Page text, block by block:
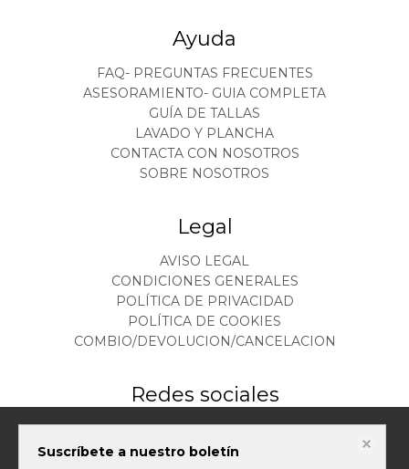
Ayuda
FAQ- PREGUNTAS FRECUENTES
ASESORAMIENTO- GUIA COMPLETA
GUÍA DE TALLAS
LAVADO Y PLANCHA
CONTACTA CON NOSOTROS
SOBRE NOSOTROS
Legal
AVISO LEGAL
CONDICIONES GENERALES
POLÍTICA DE PRIVACIDAD
POLÍTICA DE COOKIES
COMBIO/DEVOLUCION/CANCELACION
Redes sociales
Este sitio web almacena datos como cookies para habilitar la funcionalidad
necesaria del sitio, incluidos análisis y personalización. Puede cambiar su
Suscríbete a nuestro boletín